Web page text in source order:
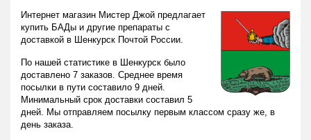
Интернет магазин Мистер Джой предлагает
купить БАДы и другие препараты с
доставкой в Шенкурск Почтой России.
По нашей статистике в Шенкурск было
доставлено 7 заказов. Среднее время
посылки в пути составило 9 дней.
Минимальный срок доставки составил 5
дней. Мы отправляем посылку первым классом сразу же, в
день заказа.